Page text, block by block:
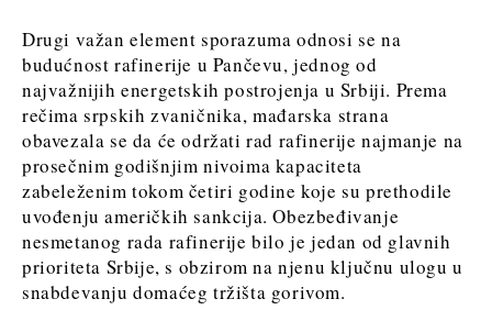
Drugi važan element sporazuma odnosi se na
budućnost rafinerije u Pančevu, jednog od
najvažnijih energetskih postrojenja u Srbiji. Prema
rečima srpskih zvaničnika, mađarska strana
obavezala se da će održati rad rafinerije najmanje na
prosečnim godišnjim nivoima kapaciteta
zabeleženim tokom četiri godine koje su prethodile
uvođenju američkih sankcija. Obezbeđivanje
nesmetanog rada rafinerije bilo je jedan od glavnih
prioriteta Srbije, s obzirom na njenu ključnu ulogu u
snabdevanju domaćeg tržišta gorivom.